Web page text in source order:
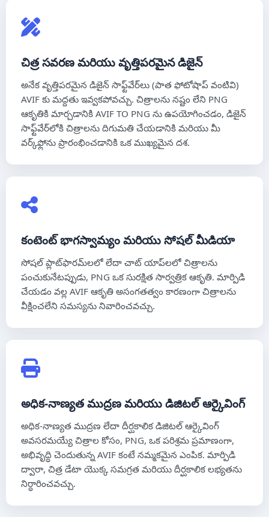
చిత్ర సవరణ మరియు వృత్తిపరమైన డిజైన్
అనేక వృత్తిపరమైన డిజైన్ సాఫ్ట్‌వేర్‌లు (పాత ఫోటోషాప్ వంటివి)
AVIF కు మద్దతు ఇవ్వకపోవచ్చు. చిత్రాలను నష్టం లేని PNG
ఆకృతికి మార్చడానికి AVIF TO PNG ను ఉపయోగించడం, డిజైన్
సాఫ్ట్‌వేర్‌లోకి చిత్రాలను దిగుమతి చేయడానికి మరియు మీ
వర్క్‌ఫ్లోను ప్రారంభించడానికి ఒక ముఖ్యమైన దశ.
కంటెంట్ భాగస్వామ్యం మరియు సోషల్ మీడియా
సోషల్ ప్లాట్‌ఫారమ్‌లలో లేదా చాట్ యాప్‌లలో చిత్రాలను
పంచుకునేటప్పుడు, PNG ఒక సురక్షిత సార్వత్రిక ఆకృతి. మార్పిడి
చేయడం వల్ల AVIF ఆకృతి అసంగతత్వం కారణంగా చిత్రాలను
వీక్షించలేని సమస్యను నివారించవచ్చు.
అధిక-నాణ్యత ముద్రణ మరియు డిజిటల్ ఆర్కైవింగ్
అధిక-నాణ్యత ముద్రణ లేదా దీర్ఘకాలిక డిజిటల్ ఆర్కైవింగ్
అవసరమయ్యే చిత్రాల కోసం, PNG, ఒక పరిశ్రమ ప్రమాణంగా,
అభివృద్ధి చెందుతున్న AVIF కంటే నమ్మకమైన ఎంపిక. మార్పిడి
ద్వారా, చిత్ర డేటా యొక్క సమగ్రత మరియు దీర్ఘకాలిక లభ్యతను
నిర్ధారించవచ్చు.